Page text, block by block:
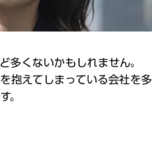
多くないかもしれません。
抱えてしまっている会社を多
。